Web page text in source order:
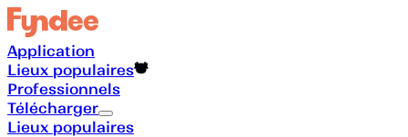
Application
Lieux populaires
Professionnels
Télécharger
Lieux populaires